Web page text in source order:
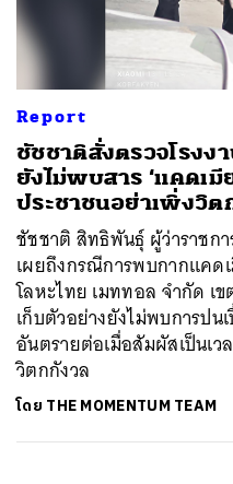
Report
ชัชชาติสั่งตรวจโรงง
ยังไม่พบสาร ‘แคดเมี
ประชาชนอย่าเพิ่งวิต
ชัชชาติ สิทธิพันธุ์ ผู้ว่าราชก
เผยถึงกรณีการพบกากแคด
โลหะไทย เมททอล จำกัด เ
เก็บตัวอย่างยังไม่พบการปน
อันตรายต่อเมื่อสัมผัสเป็นเว
วิตกกังวล
โดย THE MOMENTUM TEAM